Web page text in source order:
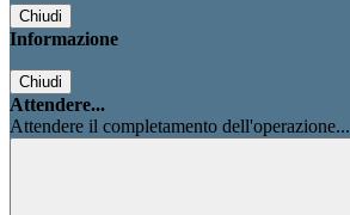
Chiudi
Informazione
Chiudi
Attendere...
Attendere il completamento dell'operazione...